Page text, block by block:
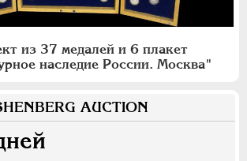
из 37 медалей и 6 плакет
наследие России. Москва"
AUCTION